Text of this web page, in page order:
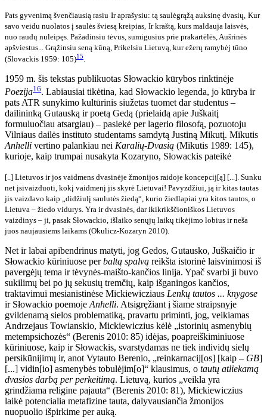
Pats gyvenimą švenčiausią rasiu Ir aprašysiu: tą saulėgrąžą auksinę dvasių, Kur
savo veidu nuolatos į saulės šviesą kreipias, Ir kraštą, kurs maldauja laisvės,
nuo raudų nuleipęs. Pažadinsiu tėvus, sumigusius prie prakartėlės, Aušrinės
apšviestus... Grąžinsiu seną kūną, Prikelsiu Lietuvą, kur ežerų ramybėj tūno
(Slovackis 1959: 105)15.
1959 m. šis tekstas publikuotas Słowackio kūrybos rinktinėje
Poezija16. Labiausiai tikėtina, kad Słowackio legenda, jo kūryba ir
pats ATR sunykimo kultūrinis siužetas tuomet dar studentus –
dailininką Gutauską ir poetą Gedą (prielaidą apie Juškaitį
formuluočiau atsargiau) – pasiekė per lagerio filosofą, pozuotoju
Vilniaus dailės instituto studentams samdytą Justiną Mikutį. Mikutis
Anhelli vertino palankiau nei Karalių-Dvasią (Mikutis 1989: 145),
kurioje, kaip trumpai nusakyta Kozaryno, Słowackis pateikė
[..] Lietuvos ir jos vaidmens dvasinėje žmonijos raidoje koncepcij[ą] [...]. Sunku
net įsivaizduoti, kokį vaidmenį jis skyrė Lietuvai! Pavyzdžiui, ją ir kitas tautas
jis vaizdavo kaip „didžiulį saulutės žiedą“, kurio žiedlapiai yra kitos tautos, o
Lietuva – žiedo vidurys. Yra ir dvasinės, dar ikikrikščioniškos Lietuvos
vaizdinys – ji, pasak Słowackio, išlaiko senųjų laikų tikėjimo lobius ir neša
juos naujausiems laikams (Okulicz-Kozaryn 2010).
Net ir labai apibendrinus matyti, jog Gedos, Gutausko, Juškaičio ir
Słowackio kūriniuose perbaltą spalvą reikšta istorinė laisvinimosi iš
pavergėjų tema ir tėvynės-maišto-kančios linija. Ypač svarbi ji buvo
sukilimų bei po jų sekusių tremčių, kaip išganingos kančios,
traktavimui mesianistinėse Mickiewicziaus Lenkų tautos ... knygose
ir Słowackio poemojeAnhelli. Atsigręžiant į šiame straipsnyje
gvildenamą sielos problematiką, pravartu priminti, jog, veikiamas
Andrzejaus Towianskio, Mickiewiczius kėlė „istorinių asmenybių
metempsichozės“ (Berenis 2010: 85) idėjas, poapreiškiminiuose
kūriniuose, kaip ir Słowackis, svarstydamas ne tiek individų sielų
persikūnijimų ir, anot Vytauto Berenio, „reinkarnacij[os] [kaip – GB]
[...] vidin[io] asmenybės tobulėjim[o]“ klausimus, o tautų atliekamą
dvasios darbą per perkeitimą. Lietuvą, kurios „veikla yra
grindžiama religine pajauta“ (Berenis 2010: 81), Mickiewiczius
laikė potencialia metafizine tauta, dalyvausiančia žmonijos
nuopuolio išpirkime per auką.